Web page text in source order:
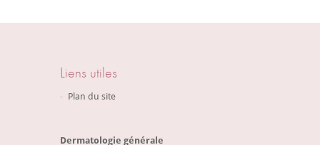
Liens utiles
Plan du site
Dermatologie générale